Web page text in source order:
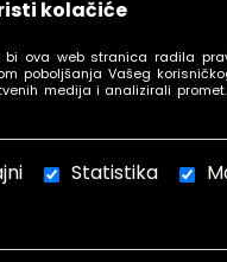
kolačiće
bi ova web stranica radila
poboljšanja Vašeg
medija i analizirali
Statistika